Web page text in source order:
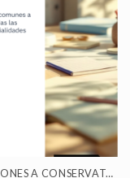
OPOSICIONES A CONSERVATORIO